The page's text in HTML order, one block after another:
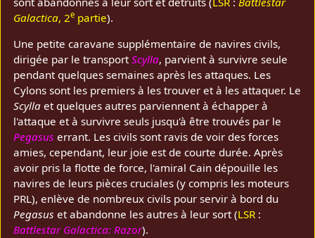
Galactica, 2e partie).
Une petite caravane supplémentaire de navires civils,
dirigée par le transportScylla, parvient à survivre seule
pendant quelques semaines après les attaques. Les
Cylons sont les premiers à les trouver et à les attaquer. Le
Scylla et quelques autres parviennent à échapper à
l'attaque et à survivre seuls jusqu'à être trouvés par le
Pegasus errant. Les civils sont ravis de voir des forces
amies, cependant, leur joie est de courte durée. Après
avoir pris la flotte de force, l'amiral Cain dépouille les
navires de leurs pièces cruciales (y compris les moteurs
PRL), enlève de nombreux civils pour servir à bord du
Pegasus et abandonne les autres à leur sort (LSR :
Battlestar Galactica: Razor).